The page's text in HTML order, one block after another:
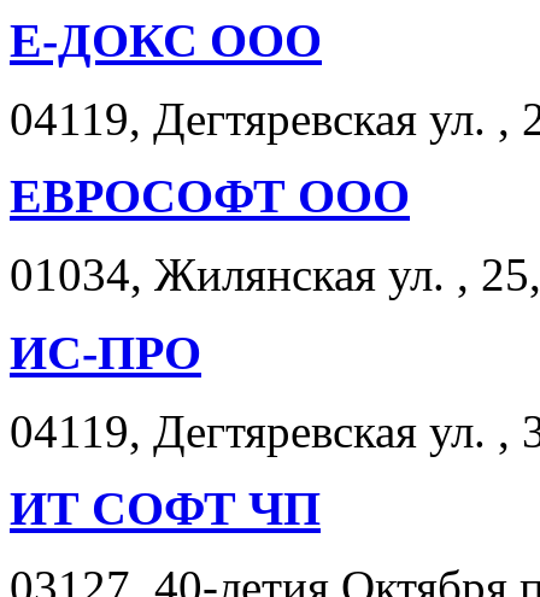
Е-ДОКС ООО
04119, Дегтяревская ул.
ЕВРОСОФТ ООО
01034, Жилянская ул. ,
ИС-ПРО
04119, Дегтяревская ул. ,
ИТ СОФТ ЧП